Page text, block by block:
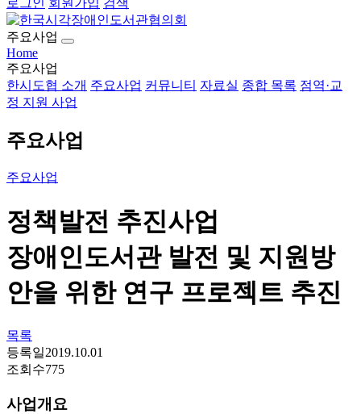
로그인 회원가입 검색
주요사업
Home
주요사업
한시도협 소개 주요사업 커뮤니티 자료실 종합 목록 점역·교
정 지원 사업
주요사업
주요사업
정책발전 추진사업
장애인도서관 발전 및 지원방
안을 위한 연구 프로젝트 추진
목록
등록일2019.10.01
조회수775
사업개요